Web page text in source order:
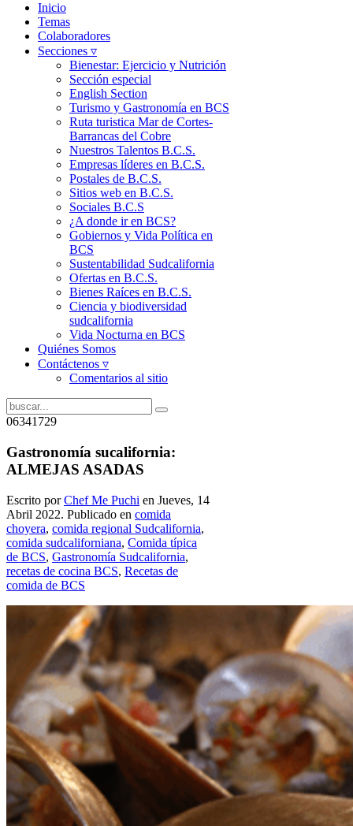
Inicio
Temas
Colaboradores
Secciones ▿
Bienestar: Ejercicio y Nutrición
Sección especial
English Section
Turismo y Gastronomía en BCS
Ruta turistica Mar de Cortes-
Barrancas del Cobre
Nuestros Talentos B.C.S.
Empresas líderes en B.C.S.
Postales de B.C.S.
Sitios web en B.C.S.
Sociales B.C.S
¿A donde ir en BCS?
Gobiernos y Vida Política en
BCS
Sustentabilidad Sudcalifornia
Ofertas en B.C.S.
Bienes Raíces en B.C.S.
Ciencia y biodiversidad
sudcalifornia
Vida Nocturna en BCS
Quiénes Somos
Contáctenos ▿
Comentarios al sitio
06341729
Gastronomía sucalifornia:
ALMEJAS ASADAS
Escrito porChef Me Puchi en Jueves, 14
Abril 2022. Publicado en comida
choyera, comida regional Sudcalifornia,
comida sudcaliforniana, Comida típica
de BCS, Gastronomía Sudcalifornia,
recetas de cocina BCS, Recetas de
comida de BCS